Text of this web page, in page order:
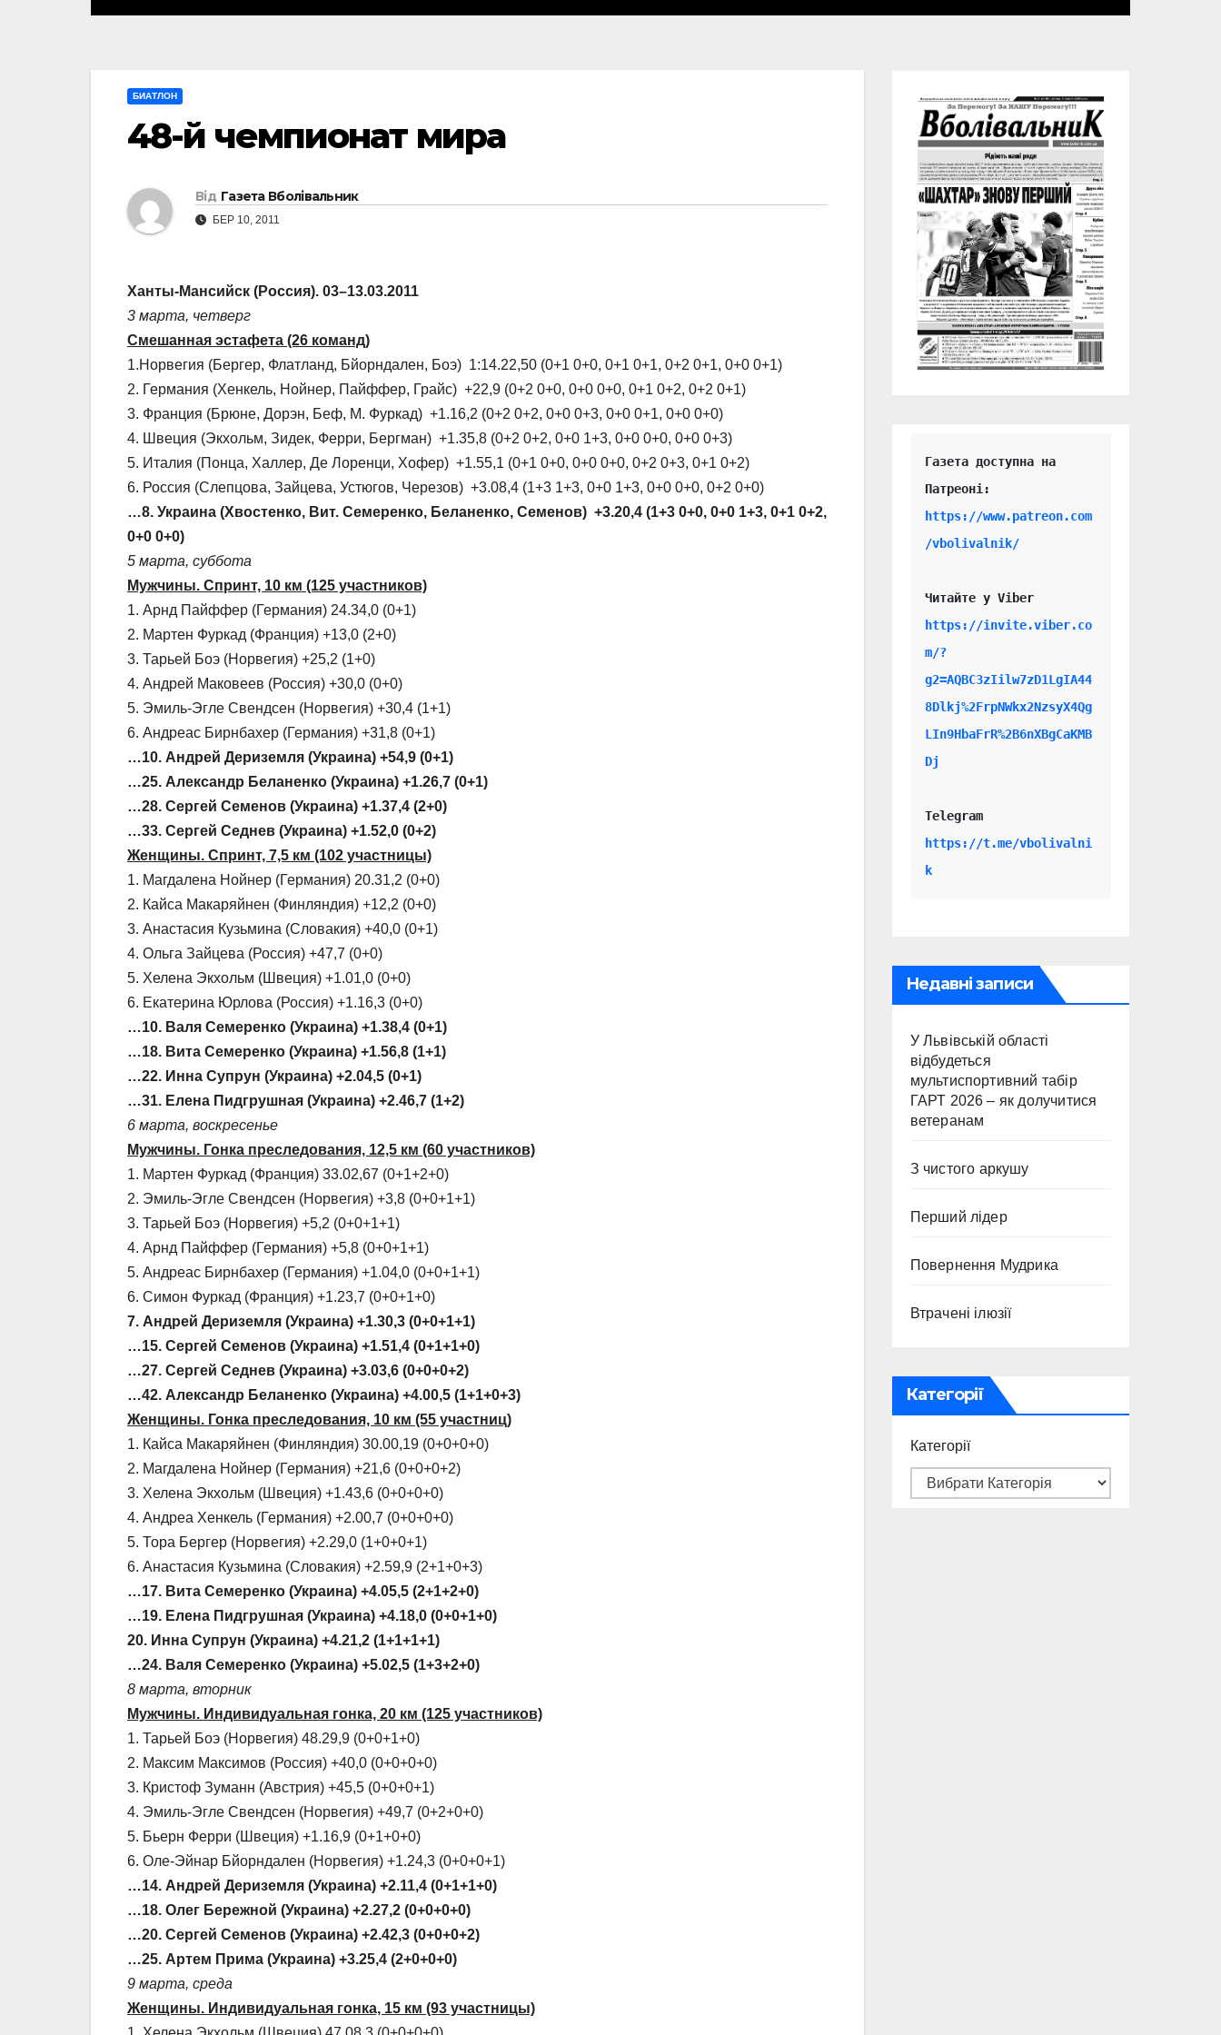
БИАТЛОН
48-й чемпионат мира
Від Газета Вболівальник
БЕР 10, 2011
Ханты-Мансийск (Россия). 03–13.03.2011
3 марта, четверг
Смешанная эстафета (26 команд)
1.Норвегия (Бергер, Флатланд, Бйорндален, Боэ) 1:14.22,50 (0+1 0+0, 0+1 0+1, 0+2 0+1, 0+0 0+1)
2. Германия (Хенкель, Нойнер, Пайффер, Грайс) +22,9 (0+2 0+0, 0+0 0+0, 0+1 0+2, 0+2 0+1)
3. Франция (Брюне, Дорэн, Беф, М. Фуркад) +1.16,2 (0+2 0+2, 0+0 0+3, 0+0 0+1, 0+0 0+0)
4. Швеция (Экхольм, Зидек, Ферри, Бергман) +1.35,8 (0+2 0+2, 0+0 1+3, 0+0 0+0, 0+0 0+3)
5. Италия (Понца, Халлер, Де Лоренци, Хофер) +1.55,1 (0+1 0+0, 0+0 0+0, 0+2 0+3, 0+1 0+2)
6. Россия (Слепцова, Зайцева, Устюгов, Черезов) +3.08,4 (1+3 1+3, 0+0 1+3, 0+0 0+0, 0+2 0+0)
…8. Украина (Хвостенко, Вит. Семеренко, Беланенко, Семенов) +3.20,4 (1+3 0+0, 0+0 1+3, 0+1 0+2,
0+0 0+0)
5 марта, суббота
Мужчины. Спринт, 10 км (125 участников)
1. Арнд Пайффер (Германия) 24.34,0 (0+1)
2. Мартен Фуркад (Франция) +13,0 (2+0)
3. Тарьей Боэ (Норвегия) +25,2 (1+0)
4. Андрей Маковеев (Россия) +30,0 (0+0)
5. Эмиль-Эгле Свендсен (Норвегия) +30,4 (1+1)
6. Андреас Бирнбахер (Германия) +31,8 (0+1)
…10. Андрей Дериземля (Украина) +54,9 (0+1)
…25. Александр Беланенко (Украина) +1.26,7 (0+1)
…28. Сергей Семенов (Украина) +1.37,4 (2+0)
…33. Сергей Седнев (Украина) +1.52,0 (0+2)
Женщины. Спринт, 7,5 км (102 участницы)
1. Магдалена Нойнер (Германия) 20.31,2 (0+0)
2. Кайса Макаряйнен (Финляндия) +12,2 (0+0)
3. Анастасия Кузьмина (Словакия) +40,0 (0+1)
4. Ольга Зайцева (Россия) +47,7 (0+0)
5. Хелена Экхольм (Швеция) +1.01,0 (0+0)
6. Екатерина Юрлова (Россия) +1.16,3 (0+0)
…10. Валя Семеренко (Украина) +1.38,4 (0+1)
…18. Вита Семеренко (Украина) +1.56,8 (1+1)
…22. Инна Супрун (Украина) +2.04,5 (0+1)
…31. Елена Пидгрушная (Украина) +2.46,7 (1+2)
6 марта, воскресенье
Мужчины. Гонка преследования, 12,5 км (60 участников)
1. Мартен Фуркад (Франция) 33.02,67 (0+1+2+0)
2. Эмиль-Эгле Свендсен (Норвегия) +3,8 (0+0+1+1)
3. Тарьей Боэ (Норвегия) +5,2 (0+0+1+1)
4. Арнд Пайффер (Германия) +5,8 (0+0+1+1)
5. Андреас Бирнбахер (Германия) +1.04,0 (0+0+1+1)
6. Симон Фуркад (Франция) +1.23,7 (0+0+1+0)
7. Андрей Дериземля (Украина) +1.30,3 (0+0+1+1)
…15. Сергей Семенов (Украина) +1.51,4 (0+1+1+0)
…27. Сергей Седнев (Украина) +3.03,6 (0+0+0+2)
…42. Александр Беланенко (Украина) +4.00,5 (1+1+0+3)
Женщины. Гонка преследования, 10 км (55 участниц)
1. Кайса Макаряйнен (Финляндия) 30.00,19 (0+0+0+0)
2. Магдалена Нойнер (Германия) +21,6 (0+0+0+2)
3. Хелена Экхольм (Швеция) +1.43,6 (0+0+0+0)
4. Андреа Хенкель (Германия) +2.00,7 (0+0+0+0)
5. Тора Бергер (Норвегия) +2.29,0 (1+0+0+1)
6. Анастасия Кузьмина (Словакия) +2.59,9 (2+1+0+3)
…17. Вита Семеренко (Украина) +4.05,5 (2+1+2+0)
…19. Елена Пидгрушная (Украина) +4.18,0 (0+0+1+0)
20. Инна Супрун (Украина) +4.21,2 (1+1+1+1)
…24. Валя Семеренко (Украина) +5.02,5 (1+3+2+0)
8 марта, вторник
Мужчины. Индивидуальная гонка, 20 км (125 участников)
1. Тарьей Боэ (Норвегия) 48.29,9 (0+0+1+0)
2. Максим Максимов (Россия) +40,0 (0+0+0+0)
3. Кристоф Зуманн (Австрия) +45,5 (0+0+0+1)
4. Эмиль-Эгле Свендсен (Норвегия) +49,7 (0+2+0+0)
5. Бьерн Ферри (Швеция) +1.16,9 (0+1+0+0)
6. Оле-Эйнар Бйорндален (Норвегия) +1.24,3 (0+0+0+1)
…14. Андрей Дериземля (Украина) +2.11,4 (0+1+1+0)
…18. Олег Бережной (Украина) +2.27,2 (0+0+0+0)
…20. Сергей Семенов (Украина) +2.42,3 (0+0+0+2)
…25. Артем Прима (Украина) +3.25,4 (2+0+0+0)
9 марта, среда
Женщины. Индивидуальная гонка, 15 км (93 участницы)
Газета доступна на
https://www.patreon.com
/vbolivalnik/
Читайте у Viber
https://invite.viber.co
m/?
g2=AQBC3zIilw7zD1LgIA44
8Dlkj%2FrpNWkx2NzsyX4Qg
LIn9HbaFrR%2B6nXBgCaKMB
Dj
Telegram
https://t.me/vbolivalni
k
Недавні записи
У Львівській області
відбудеться
мультиспортивний табір
ГАРТ 2026 – як долучитися
ветеранам
З чистого аркушу
Перший лідер
Повернення Мудрика
Втрачені ілюзії
Категорії
Категорії